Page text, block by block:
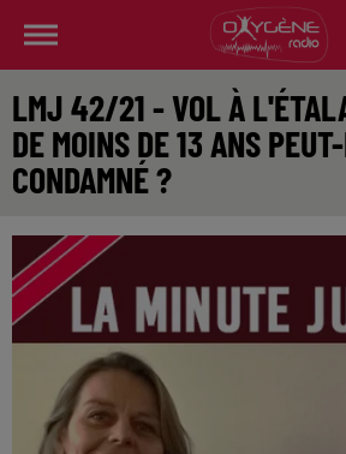
LMJ 42/21 - VOL À
DE MOINS DE 13 ANS
CONDAMNÉ ?